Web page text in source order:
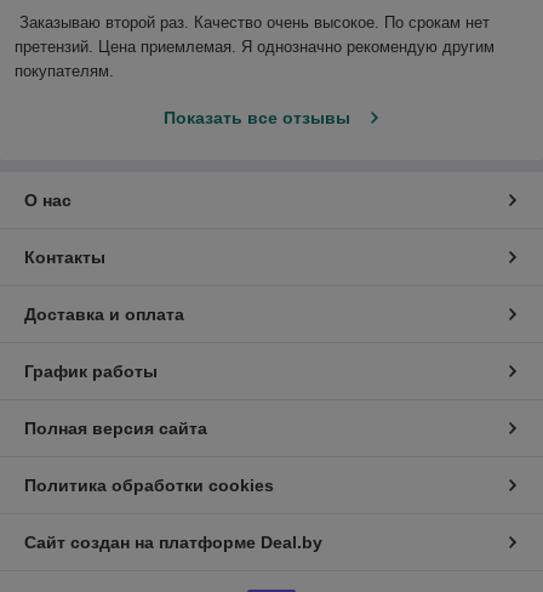
Заказываю второй раз. Качество очень высокое. По срокам нет
претензий. Цена приемлемая. Я однозначно рекомендую другим
покупателям.
Показать все отзывы
О нас
Контакты
Доставка и оплата
График работы
Полная версия сайта
Политика обработки cookies
Сайт создан на платформе Deal.by